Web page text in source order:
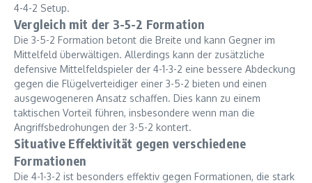
4-4-2 Setup.
Vergleich mit der 3-5-2 Formation
Die 3-5-2 Formation betont die Breite und kann Gegner im
Mittelfeld überwältigen. Allerdings kann der zusätzliche
defensive Mittelfeldspieler der 4-1-3-2 eine bessere Abdeckung
gegen die Flügelverteidiger einer 3-5-2 bieten und einen
ausgewogeneren Ansatz schaffen. Dies kann zu einem
taktischen Vorteil führen, insbesondere wenn man die
Angriffsbedrohungen der 3-5-2 kontert.
Situative Effektivität gegen verschiedene
Formationen
Die 4-1-3-2 ist besonders effektiv gegen Formationen, die stark